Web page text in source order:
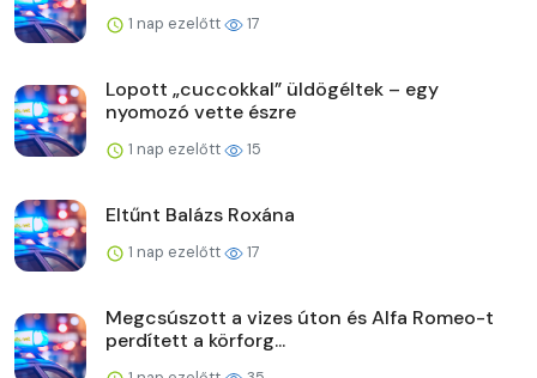
1 nap ezelőtt 17
Lopott „cuccokkal” üldögéltek – egy
nyomozó vette észre
1 nap ezelőtt 15
Eltűnt Balázs Roxána
1 nap ezelőtt 17
Megcsúszott a vizes úton és Alfa Romeo-t
perdített a körforg...